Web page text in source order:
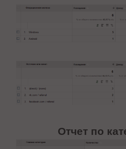
Отчет по